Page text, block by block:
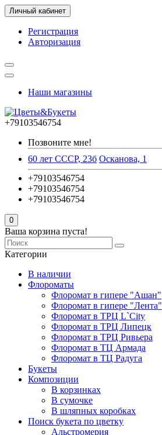
Личный кабинет
Регистрация
Авторизация
Наши магазины
+79103546754
Позвоните мне!
60 лет СССР, 23б Осканова, 1
+79103546754
+79103546754
+79103546754
0
Ваша корзина пуста!
Категории
В наличии
Флороматы
Флоромат в гипере "Ашан"
Флоромат в гипере "Лента"
Флоромат в ТРЦ L`City
Флоромат в ТРЦ Липецк
Флоромат в ТРЦ Ривьера
Флоромат в ТЦ Армада
Флоромат в ТЦ Радуга
Букеты
Композиции
В корзинках
В сумочке
В шляпных коробках
Поиск букета по цветку
Альстромерия